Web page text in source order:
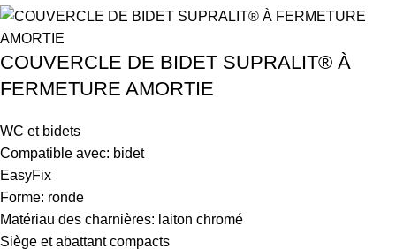
COUVERCLE DE BIDET SUPRALIT® À
FERMETURE AMORTIE
WC et bidets
Compatible avec: bidet
EasyFix
Forme: ronde
Matériau des charnières: laiton chromé
Siège et abattant compacts